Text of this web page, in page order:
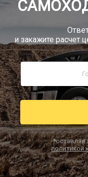
и закажите расчет
*оставляя
политикой